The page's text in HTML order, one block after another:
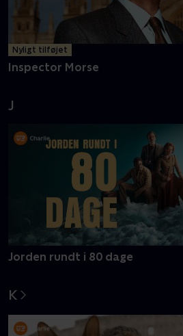
Nyligt tilføjet
Inspector Morse
J
Jorden rundt i 80 dage
K